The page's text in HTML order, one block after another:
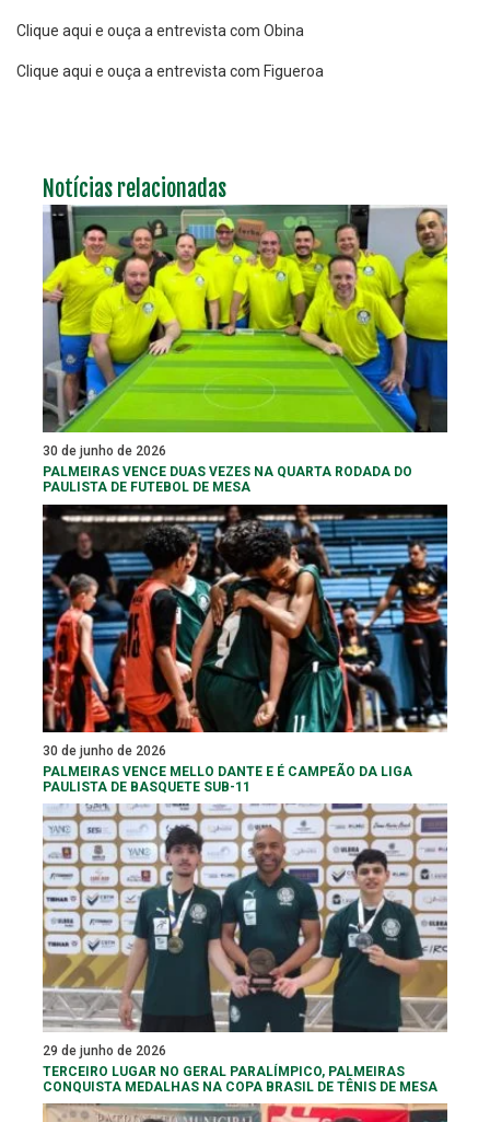
Clique aqui e ouça a entrevista com Obina
Clique aqui e ouça a entrevista com Figueroa
Notícias relacionadas
30 de junho de 2026
PALMEIRAS VENCE DUAS VEZES NA QUARTA RODADA DO
PAULISTA DE FUTEBOL DE MESA
30 de junho de 2026
PALMEIRAS VENCE MELLO DANTE E É CAMPEÃO DA LIGA
PAULISTA DE BASQUETE SUB-11
29 de junho de 2026
TERCEIRO LUGAR NO GERAL PARALÍMPICO, PALMEIRAS
CONQUISTA MEDALHAS NA COPA BRASIL DE TÊNIS DE MESA